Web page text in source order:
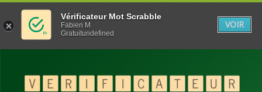
Vérificateur Mot Scrabble
Fabien M
Gratuitundefined
VOIR